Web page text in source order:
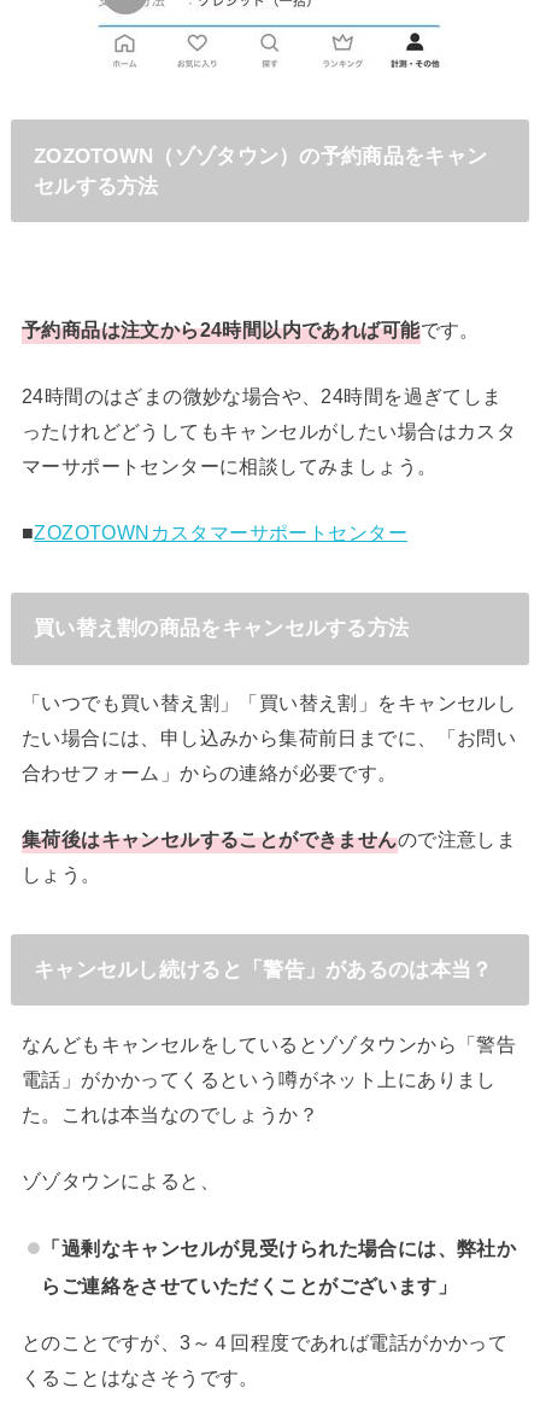
ZOZOTOWN（ゾゾタウン）の予約商品をキャン
セルする方法
予約商品は注文から24時間以内であれば可能です。
24時間のはざまの微妙な場合や、24時間を過ぎてしま
ったけれどどうしてもキャンセルがしたい場合はカスタ
マーサポートセンターに相談してみましょう。
■ZOZOTOWNカスタマーサポートセンター
買い替え割の商品をキャンセルする方法
「いつでも買い替え割」「買い替え割」をキャンセルし
たい場合には、申し込みから集荷前日までに、「お問い
合わせフォーム」からの連絡が必要です。
集荷後はキャンセルすることができませんので注意しま
しょう。
キャンセルし続けると「警告」があるのは本当？
なんどもキャンセルをしているとゾゾタウンから「警告
電話」がかかってくるという噂がネット上にありまし
た。これは本当なのでしょうか？
ゾゾタウンによると、
「過剰なキャンセルが見受けられた場合には、弊社か
らご連絡をさせていただくことがございます」
とのことですが、3～４回程度であれば電話がかかって
くることはなさそうです。